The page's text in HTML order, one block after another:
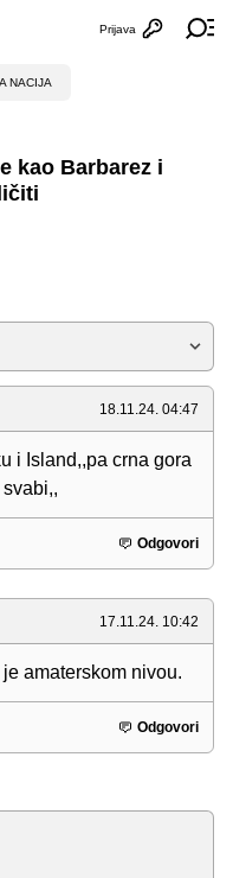
Otvori
Prijava
NACIJA
kao Barbarez i
18.11.24. 04:47
i Island,,pa crna gora
Odgovori
17.11.24. 10:42
amaterskom nivou.
Odgovori